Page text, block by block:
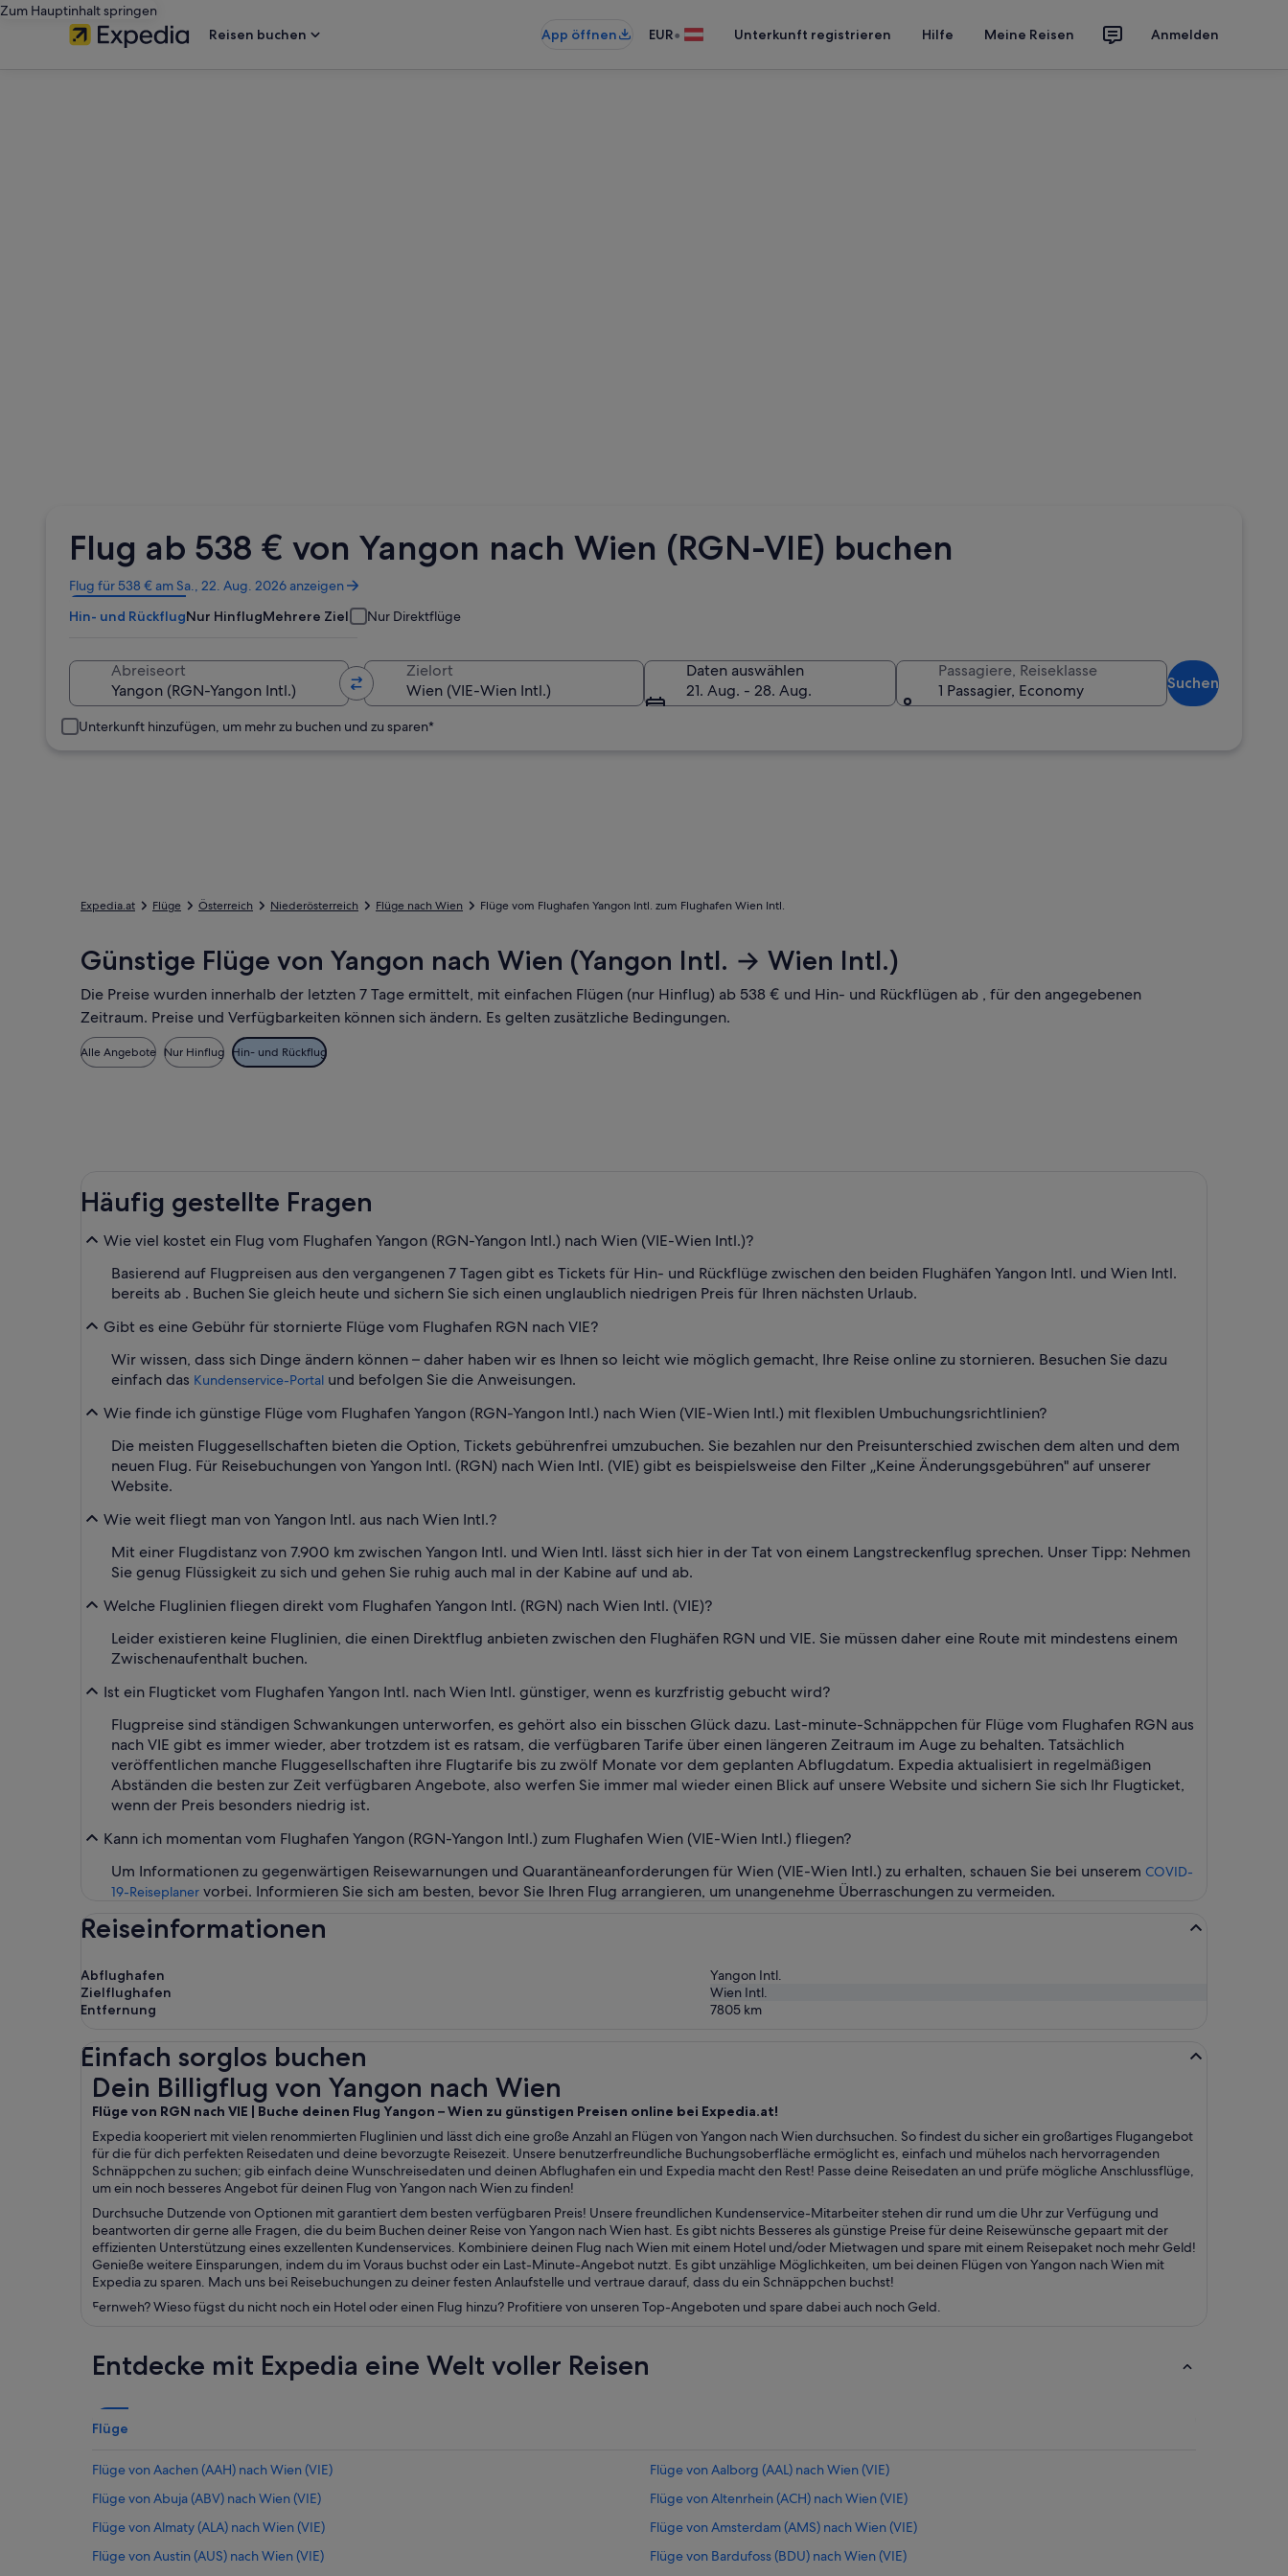
Zum Hauptinhalt springen
Reisen buchen
App öffnen EUR• Unterkunft registrieren Hilfe Meine Reisen Anmelden
Flug ab 538 € von Yangon nach Wien (RGN-VIE) buchen
Flug für 538 € am Sa., 22. Aug. 2026 anzeigen
Wird
in
einem
geöffnet
Hin- und RückflugNur HinflugMehrere Ziele Nur Direktflüge
Abreiseort Zielort
Daten auswählen
21. Aug. - 28. Aug.
Passagiere, Reiseklasse
1 Passagier, Economy
Suchen
Unterkunft hinzufügen, um mehr zu buchen und zu sparen*
Expedia.at Flüge Österreich Niederösterreich Flüge nach Wien Flüge vom Flughafen Yangon Intl. zum Flughafen Wien Intl.
Günstige Flüge von Yangon nach Wien (Yangon Intl. → Wien Intl.)
Die Preise wurden innerhalb der letzten 7 Tage ermittelt, mit einfachen Flügen (nur Hinflug) ab 538 € und Hin- und Rückflügen ab , für den angegebenen
Zeitraum. Preise und Verfügbarkeiten können sich ändern. Es gelten zusätzliche Bedingungen.
Alle Angebote Nur Hinflug Hin- und Rückflug
Häufig gestellte Fragen
Wie viel kostet ein Flug vom Flughafen Yangon (RGN-Yangon Intl.) nach Wien (VIE-Wien Intl.)?
Basierend auf Flugpreisen aus den vergangenen 7 Tagen gibt es Tickets für Hin- und Rückflüge zwischen den beiden Flughäfen Yangon Intl. und Wien Intl.
bereits ab . Buchen Sie gleich heute und sichern Sie sich einen unglaublich niedrigen Preis für Ihren nächsten Urlaub.
Gibt es eine Gebühr für stornierte Flüge vom Flughafen RGN nach VIE?
Wir wissen, dass sich Dinge ändern können – daher haben wir es Ihnen so leicht wie möglich gemacht, Ihre Reise online zu stornieren. Besuchen Sie dazu
einfach das Kundenservice-Portal und befolgen Sie die Anweisungen.
Wie finde ich günstige Flüge vom Flughafen Yangon (RGN-Yangon Intl.) nach Wien (VIE-Wien Intl.) mit flexiblen Umbuchungsrichtlinien?
Die meisten Fluggesellschaften bieten die Option, Tickets gebührenfrei umzubuchen. Sie bezahlen nur den Preisunterschied zwischen dem alten und dem
neuen Flug. Für Reisebuchungen von Yangon Intl. (RGN) nach Wien Intl. (VIE) gibt es beispielsweise den Filter „Keine Änderungsgebühren" auf unserer
Website.
Wie weit fliegt man von Yangon Intl. aus nach Wien Intl.?
Mit einer Flugdistanz von 7.900 km zwischen Yangon Intl. und Wien Intl. lässt sich hier in der Tat von einem Langstreckenflug sprechen. Unser Tipp: Nehmen
Sie genug Flüssigkeit zu sich und gehen Sie ruhig auch mal in der Kabine auf und ab.
Welche Fluglinien fliegen direkt vom Flughafen Yangon Intl. (RGN) nach Wien Intl. (VIE)?
Leider existieren keine Fluglinien, die einen Direktflug anbieten zwischen den Flughäfen RGN und VIE. Sie müssen daher eine Route mit mindestens einem
Zwischenaufenthalt buchen.
Ist ein Flugticket vom Flughafen Yangon Intl. nach Wien Intl. günstiger, wenn es kurzfristig gebucht wird?
Flugpreise sind ständigen Schwankungen unterworfen, es gehört also ein bisschen Glück dazu. Last-minute-Schnäppchen für Flüge vom Flughafen RGN aus
nach VIE gibt es immer wieder, aber trotzdem ist es ratsam, die verfügbaren Tarife über einen längeren Zeitraum im Auge zu behalten. Tatsächlich
veröffentlichen manche Fluggesellschaften ihre Flugtarife bis zu zwölf Monate vor dem geplanten Abflugdatum. Expedia aktualisiert in regelmäßigen
Abständen die besten zur Zeit verfügbaren Angebote, also werfen Sie immer mal wieder einen Blick auf unsere Website und sichern Sie sich Ihr Flugticket,
wenn der Preis besonders niedrig ist.
Kann ich momentan vom Flughafen Yangon (RGN-Yangon Intl.) zum Flughafen Wien (VIE-Wien Intl.) fliegen?
Um Informationen zu gegenwärtigen Reisewarnungen und Quarantäneanforderungen für Wien (VIE-Wien Intl.) zu erhalten, schauen Sie bei unserem COVID-
19-Reiseplaner vorbei. Informieren Sie sich am besten, bevor Sie Ihren Flug arrangieren, um unangenehme Überraschungen zu vermeiden.
Reiseinformationen
Abflughafen
Yangon Intl.
Zielflughafen
Wien Intl.
Entfernung
7805 km
Einfach sorglos buchen
Dein Billigflug von Yangon nach Wien
Flüge von RGN nach VIE | Buche deinen Flug Yangon – Wien zu günstigen Preisen online bei Expedia.at!
Expedia kooperiert mit vielen renommierten Fluglinien und lässt dich eine große Anzahl an Flügen von Yangon nach Wien durchsuchen. So findest du sicher ein großartiges Flugangebot
für die für dich perfekten Reisedaten und deine bevorzugte Reisezeit. Unsere benutzerfreundliche Buchungsoberfläche ermöglicht es, einfach und mühelos nach hervorragenden
Schnäppchen zu suchen; gib einfach deine Wunschreisedaten und deinen Abflughafen ein und Expedia macht den Rest! Passe deine Reisedaten an und prüfe mögliche Anschlussflüge,
um ein noch besseres Angebot für deinen Flug von Yangon nach Wien zu finden!
Durchsuche Dutzende von Optionen mit garantiert dem besten verfügbaren Preis! Unsere freundlichen Kundenservice-Mitarbeiter stehen dir rund um die Uhr zur Verfügung und
beantworten dir gerne alle Fragen, die du beim Buchen deiner Reise von Yangon nach Wien hast. Es gibt nichts Besseres als günstige Preise für deine Reisewünsche gepaart mit der
effizienten Unterstützung eines exzellenten Kundenservices. Kombiniere deinen Flug nach Wien mit einem Hotel und/oder Mietwagen und spare mit einem Reisepaket noch mehr Geld!
Genieße weitere Einsparungen, indem du im Voraus buchst oder ein Last-Minute-Angebot nutzt. Es gibt unzählige Möglichkeiten, um bei deinen Flügen von Yangon nach Wien mit
Expedia zu sparen. Mach uns bei Reisebuchungen zu deiner festen Anlaufstelle und vertraue darauf, dass du ein Schnäppchen buchst!
Fernweh? Wieso fügst du nicht noch ein Hotel oder einen Flug hinzu? Profitiere von unseren Top-Angeboten und spare dabei auch noch Geld.
Dein Billigflug von Yangon nach Wien
Entdecke mit Expedia eine Welt voller Reisen
Flüge
Flüge von Aachen (AAH) nach Wien (VIE)
Flüge von Aalborg (AAL) nach Wien (VIE)
Flüge von Abuja (ABV) nach Wien (VIE)
Flüge von Altenrhein (ACH) nach Wien (VIE)
Flüge von Almaty (ALA) nach Wien (VIE)
Flüge von Amsterdam (AMS) nach Wien (VIE)
Flüge von Austin (AUS) nach Wien (VIE)
Flüge von Bardufoss (BDU) nach Wien (VIE)